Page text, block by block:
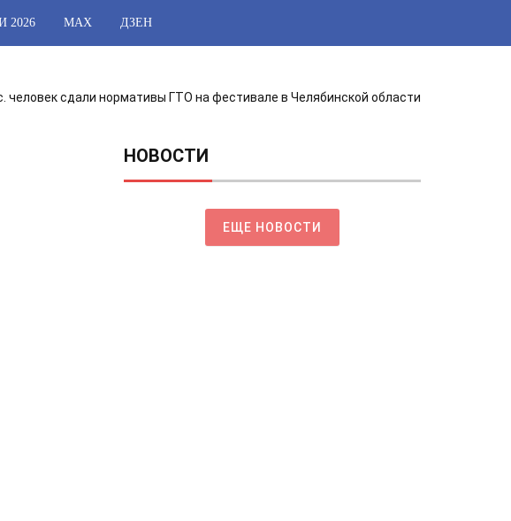
2026 МАХ ДЗЕН
человек сдали нормативы ГТО на фестивале в Челябинской области
НОВОСТИ
ЕЩЕ НОВОСТИ